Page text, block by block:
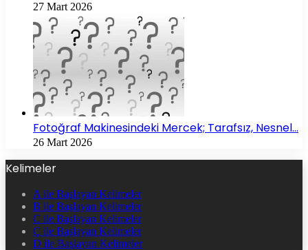
27 Mart 2026
Fotoğraf Makinesindeki Mercek; Tarafsız, Nesnel…
26 Mart 2026
Kelimeler
A ile Başlayan Kelimeler
B ile Başlayan Kelimeler
C ile Başlayan Kelimeler
Ç ile Başlayan Kelimeler
D ile Başlayan Kelimeler